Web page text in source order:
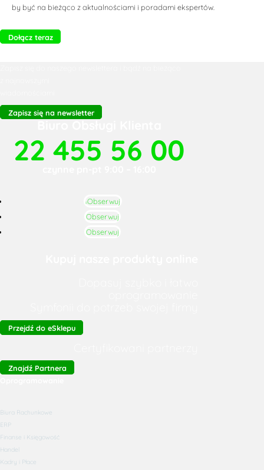
by być na bieżąco z aktualnościami i poradami ekspertów.
Dołącz teraz
Zapisz się na newsletter
22 455 56 00
Obserwuj
Obserwuj
Obserwuj
Przejdź do eSklepu
Znajdź Partnera
Biura Rachunkowe
ERP
Finanse i Księgowość
Handel
Kadry i Płace